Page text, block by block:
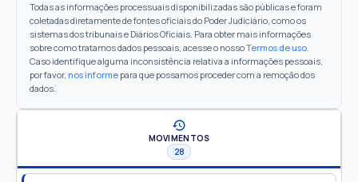
Todas as informações processuais disponibilizadas são públicas e foram
coletadas diretamente de fontes oficiais do Poder Judiciário, como os
sistemas dos tribunais e Diários Oficiais. Para obter mais informações
sobre como tratamos dados pessoais, acesse o nossoTermos de uso.
Caso identifique alguma inconsistência relativa a informações pessoais,
por favor, nos informe para que possamos proceder com a remoção dos
dados.
MOVIMENTOS
28